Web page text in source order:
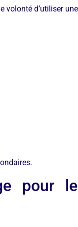
volonté d’utiliser
pour